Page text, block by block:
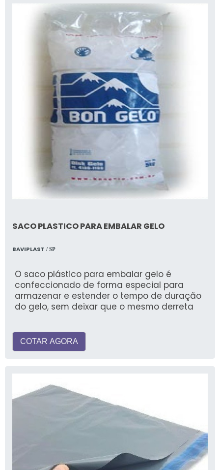
SACO PLASTICO PARA EMBALAR GELO
BAVIPLAST / SP
O saco plástico para embalar gelo é
confeccionado de forma especial para
armazenar e estender o tempo de duração
do gelo, sem deixar que o mesmo derreta
COTAR AGORA